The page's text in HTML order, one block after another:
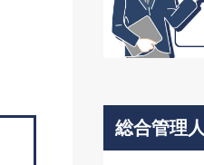
総合管理人